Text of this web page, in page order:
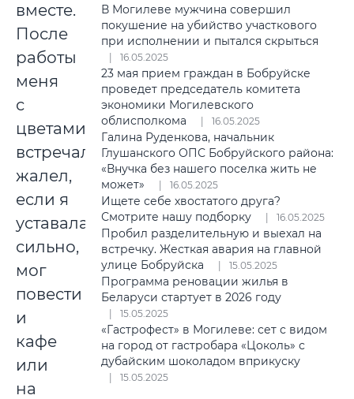
вместе.
После
работы
меня
с
цветами
встречал,
жалел,
если я
уставала
сильно,
мог
повести
и
кафе
или
на
В Могилеве мужчина совершил
покушение на убийство участкового
при исполнении и пытался скрыться
16.05.2025
23 мая прием граждан в Бобруйске
проведет председатель комитета
экономики Могилевского
облисполкома
16.05.2025
Галина Руденкова, начальник
Глушанского ОПС Бобруйского района:
«Внучка без нашего поселка жить не
может»
16.05.2025
Ищете себе хвостатого друга?
Смотрите нашу подборку
16.05.2025
Пробил разделительную и выехал на
встречку. Жесткая авария на главной
улице Бобруйска
15.05.2025
Программа реновации жилья в
Беларуси стартует в 2026 году
15.05.2025
«Гастрофест» в Могилеве: сет с видом
на город от гастробара «Цоколь» с
дубайским шоколадом вприкуску
15.05.2025